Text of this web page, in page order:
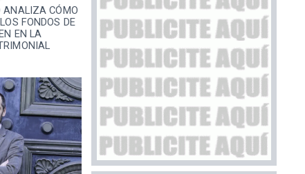
ANALIZA CÓMO
FONDOS DE
EN LA